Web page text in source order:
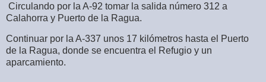
Circulando por la A-92 tomar la salida número 312 a
Calahorra y Puerto de la Ragua.
Continuar por la A-337 unos 17 kilómetros hasta el Puerto
de la Ragua, donde se encuentra el Refugio y un
aparcamiento.